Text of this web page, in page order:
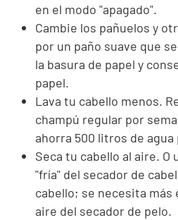
en el modo "apagado".
Cambie los pañuelos y
por un paño suave que
la basura de papel y
papel.
Lava tu cabello menos.
champú regular por
ahorra 500 litros de agua
Seca tu cabello al aire. O
"fría" del secador de
cabello; se necesita más
aire del secador de pelo.